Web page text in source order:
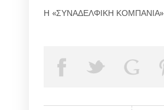
Η «ΣΥΝΑΔΕΛΦΙΚΗ ΚΟΜΠΑΝΙΑ»